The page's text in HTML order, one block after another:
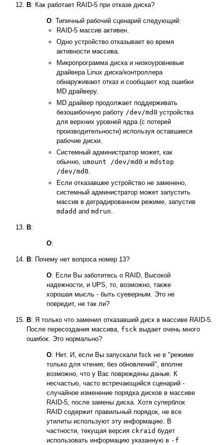
В: Как работает RAID-5 при отказе диска?
О: Типичный рабочий сценарий следующий:
RAID-5 массив активен.
Одно устройство отказывает во время
активности массива.
Микропрограмма диска и низкоуровневые
драйвера Linux диска/контроллера
обнаруживают отказ и сообщают код ошибки
MD драйверу.
MD драйвер продолжает поддерживать
безошибочную работу /dev/md0 устройства
для верхних уровней ядра (с потерей
производительности) используя оставшиеся
рабочие диски.
Системный администратор может, как
обычно, umount /dev/md0 и mdstop
/dev/md0.
Если отказавшее устройство не заменено,
системный администратор может запустить
массив в деградированном режиме, запустив
mdadd and mdrun.
В:
О:
В: Почему нет вопроса номер 13?
О: Если Вы заботитесь о RAID, Высокой
надежности, и UPS, то, возможно, также
хорошая мысль - быть суеверным. Это не
повредит, не так ли?
В: Я только что заменил отказавший диск в массиве RAID-5.
После пересоздания массива, fsck выдает очень много
ошибок. Это нормально?
О: Нет. И, если Вы запускали fsck не в "режиме
только для чтения; без обновлений", вполне
возможно, что у Вас повреждены даные. К
несчастью, часто встречающийся сценарий -
случайное изменение порядка дисков в массиве
RAID-5, после замены диска. Хотя суперблок
RAID содержит правильный порядок, не все
утилиты используют эту информацию. В
частности, текущая версия ckraid будет
использовать информацию указанную в -f